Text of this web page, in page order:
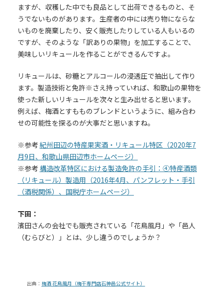
ますが、収穫した中でも良品として出荷できるものと、そ
うでないものがあります。生産者の中には売り物にならな
いものを廃棄したり、安く販売したりしている人もいるの
ですが、そのような「訳ありの果物」を加工することで、
美味しいリキュールを作ることができるんですよ。
リキュールは、砂糖とアルコールの浸透圧で抽出して作り
ます。製造技術と免許※さえ持っていれば、和歌山の果物を
使った新しいリキュールを次々と生み出せると思います。
例えば、梅酒とすもものブレンドというように、組み合わ
せの可能性を探るのが大事だと思いますね。
※参考紀州田辺の特産果実酒・リキュール特区（2020年7
月9日、和歌山県田辺市ホームページ）
※参考 構造改革特区における製造免許の手引：④特産酒類
（リキュール）製造用（2016年4月、パンフレット・手引
（酒税関係）、国税庁ホームページ）
下田：
濱田さんの会社でも販売されている「花鳥風月」や「邑人
（むらびと）」とは、少し違うのでしょうか？
出典： 梅酒 花鳥風月（梅干専門店石神邑公式サイト）